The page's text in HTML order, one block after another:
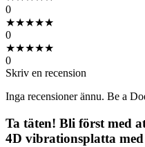
0
★★★★★
0
★★★★★
0
Skriv en recension
Inga recensioner ännu. Be a
Ta täten! Bli först med
4D vibrationsplatta